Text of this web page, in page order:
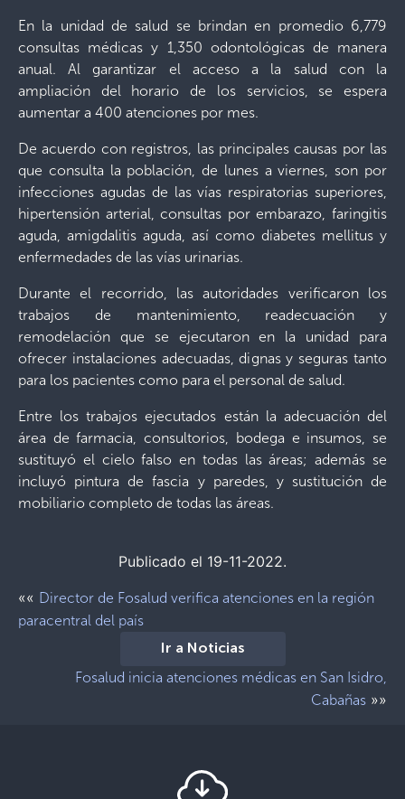
En la unidad de salud se brindan en promedio 6,779
consultas médicas y 1,350 odontológicas de manera
anual. Al garantizar el acceso a la salud con la
ampliación del horario de los servicios, se espera
aumentar a 400 atenciones por mes.
De acuerdo con registros, las principales causas por las
que consulta la población, de lunes a viernes, son por
infecciones agudas de las vías respiratorias superiores,
hipertensión arterial, consultas por embarazo, faringitis
aguda, amigdalitis aguda, así como diabetes mellitus y
enfermedades de las vías urinarias.
Durante el recorrido, las autoridades verificaron los
trabajos de mantenimiento, readecuación y
remodelación que se ejecutaron en la unidad para
ofrecer instalaciones adecuadas, dignas y seguras tanto
para los pacientes como para el personal de salud.
Entre los trabajos ejecutados están la adecuación del
área de farmacia, consultorios, bodega e insumos, se
sustituyó el cielo falso en todas las áreas; además se
incluyó pintura de fascia y paredes, y sustitución de
mobiliario completo de todas las áreas.
Publicado el 19-11-2022.
«« Director de Fosalud verifica atenciones en la región
paracentral del país
Ir a Noticias
Fosalud inicia atenciones médicas en San Isidro,
Cabañas »»